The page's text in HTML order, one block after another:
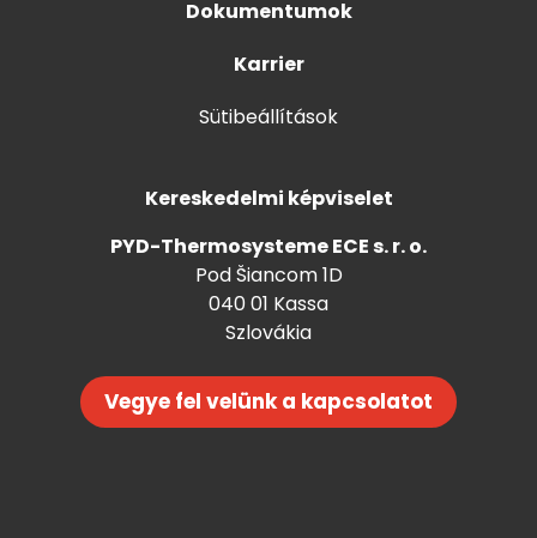
Dokumentumok
Karrier
Sütibeállítások
Kereskedelmi képviselet
PYD-Thermosysteme ECE s. r. o.
Pod Šiancom 1D
040 01 Kassa
Szlovákia
Vegye fel velünk a kapcsolatot